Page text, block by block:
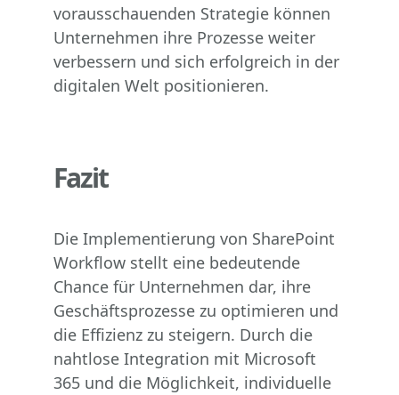
vorausschauenden Strategie können
Unternehmen ihre Prozesse weiter
verbessern und sich erfolgreich in der
digitalen Welt positionieren.
Fazit
Die Implementierung von SharePoint
Workflow stellt eine bedeutende
Chance für Unternehmen dar, ihre
Geschäftsprozesse zu optimieren und
die Effizienz zu steigern. Durch die
nahtlose Integration mit Microsoft
365 und die Möglichkeit, individuelle